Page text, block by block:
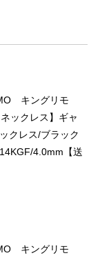
キングリモ
ックレス】ギャ
クレス/ブラック
4.0mm【送
キングリモ